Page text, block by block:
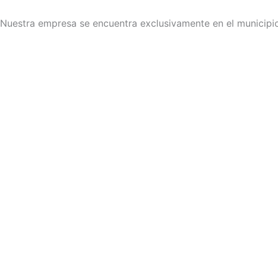
al
Nuestra empresa se encuentra exclusivamente en el